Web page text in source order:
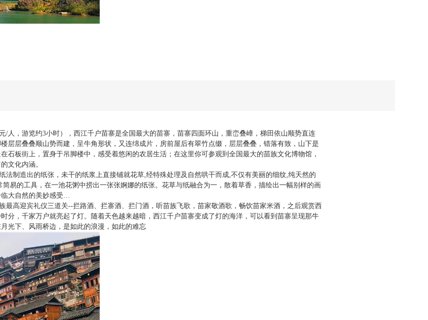
元/人，游览约3小时），西江千户苗寨是全国最大的苗寨，苗寨四面环山，重峦叠嶂，梯田依山顺势直连
层层叠叠顺山势而建，呈牛角形状，又连绵成片，房前屋后有翠竹点缀，层层叠叠，错落有致，山下是
石板街上，置身于吊脚楼中，感受着悠闲的农居生活；在这里你可参观到全国最大的苗族文化博物馆，
文化内涵。
法制造出的纸张，未干的纸浆上直接铺就花草,经特殊处理及自然哄干而成,不仅有美丽的细纹,纯天然的
易的工具，在一池花粥中捞出一张张婀娜的纸张。花草与纸融合为一，散着草香，描绘出一幅别样的画
临大自然的美妙感受…
最高迎宾礼仪三道关--拦路酒、拦寨酒、拦门酒，听苗族飞歌，苗家敬酒歌，畅饮苗家米酒，之后观赏西
分，千家万户就亮起了灯。随着天色越来越暗，西江千户苗寨变成了灯的海洋，可以看到苗寨呈现那牛
光下、风雨桥边，是如此的浪漫，如此的难忘